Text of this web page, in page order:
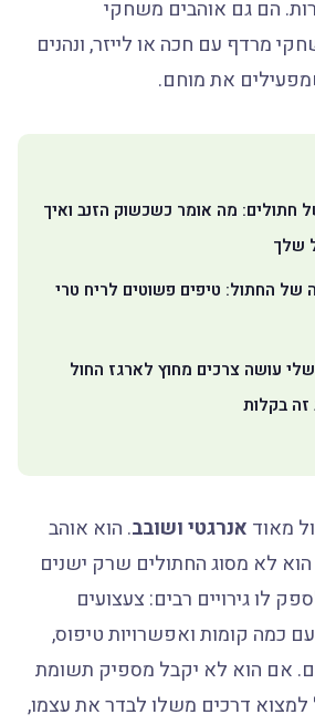
הם גם אוהבים משחקי
מרדף עם חכה או לייזר, ונהנים
את מוחם.
חתולים: מה אומר כשכשוק הזנב ואיך
שלך
של החתול: טיפים פשוטים לריח טרי
עושה צרכים מחוץ לארגז החול
בקלות
מאודאנרגטי ושובב. הוא אוהב
לא מסוג החתולים שרק ישנים
לו גירויים רבים: צעצועים
עם כמה קומות ואפשרויות טיפוס,
אם הוא לא יקבל מספיק תשומת
למצוא דרכים משלו לבדר את עצמו,